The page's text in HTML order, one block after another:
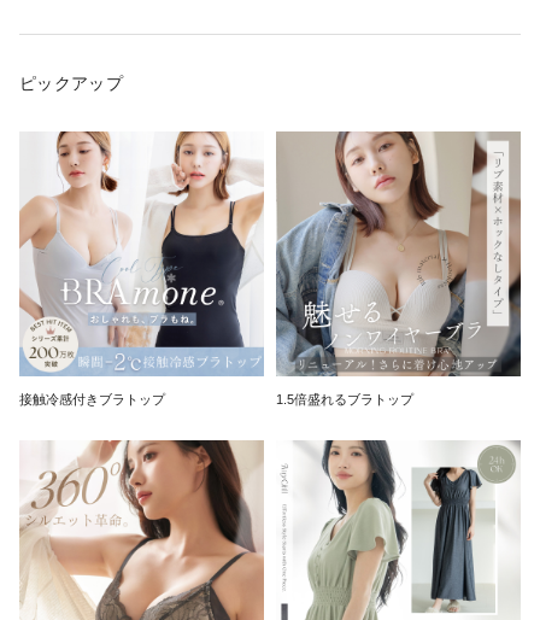
ピックアップ
接触冷感付きブラトップ 1.5倍盛れるブラトップ